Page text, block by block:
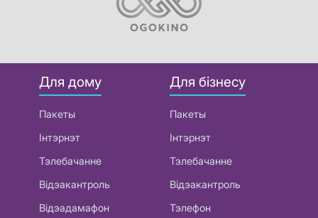
Для дому
Пакеты
Інтэрнэт
Тэлебачанне
Відэакантроль
Відэадамафон
Для бізнесу
Пакеты
Інтэрнэт
Тэлебачанне
Відэакантроль
Тэлефон